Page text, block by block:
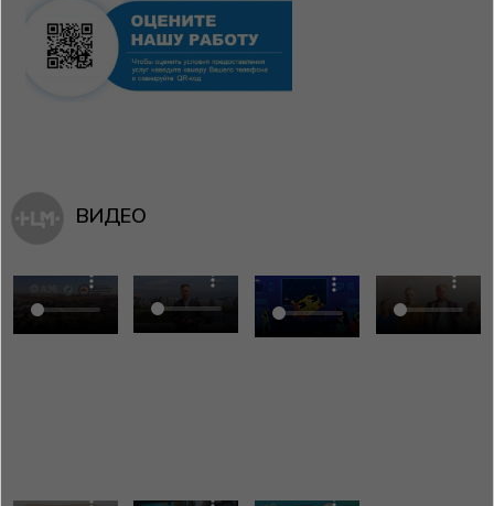
ВИДЕО